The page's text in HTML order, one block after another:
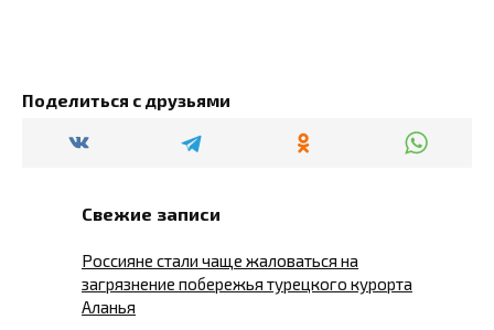
Поделиться с друзьями
Свежие записи
Россияне стали чаще жаловаться на
загрязнение побережья турецкого курорта
Аланья